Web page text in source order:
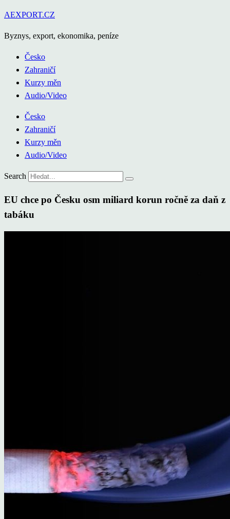
Přejít
obsahu
AEXPORT.CZ
Byznys, export, ekonomika, peníze
Česko
Zahraničí
Kurzy měn
Audio/Video
Česko
Zahraničí
Kurzy měn
Audio/Video
Search
EU chce po Česku osm miliard korun ročně za daň z
tabáku